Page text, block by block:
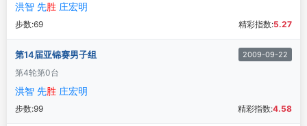
洪智 先胜 庄宏明
步数:69 精彩指数:5.27
第14届亚锦赛男子组 2009-09-22
第4轮第0台
洪智 先胜 庄宏明
步数:99 精彩指数:4.58